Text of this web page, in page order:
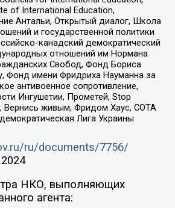
of International Education,
Антальи, Открытый диалог, Школа
и государственной политики
канадский демократический
отношений им Нормана
Свобод, Фонд Бориса
Фонд имени Фридриха Науманна за
антивоенное сопротивление,
Ингушетии, Прометей, Stop
Вернись живым, Фридом Хаус, СОТА
Лига Украины
ru/documents/7756/
НКО, выполняющих
агента: